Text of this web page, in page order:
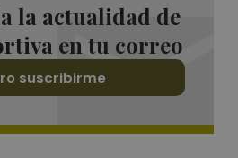
la actualidad de
en tu correo
suscribirme